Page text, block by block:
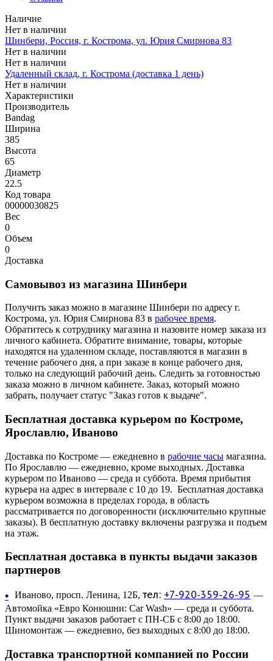
Наличие
Нет в наличии
Шинбери, Россия, г. Кострома, ул. Юрия Смирнова 83
Нет в наличии
Нет в наличии
Удаленный склад, г. Кострома (доставка 1 день)
Нет в наличии
Характеристики
Производитель
Bandag
Ширина
385
Высота
65
Диаметр
22.5
Код товара
00000030825
Вес
0
Объем
0
Доставка
Самовывоз из магазина Шинбери
Получить заказ можно в магазине Шинбери по адресу г.
Кострома, ул. Юрия Смирнова 83 в рабочее время.
Обратитесь к сотруднику магазина и назовите номер заказа из
личного кабинета. Обратите внимание, товары, которые
находятся на удаленном складе, поставляются в магазин в
течение рабочего дня, а при заказе в конце рабочего дня,
только на следующий рабочий день. Следить за готовностью
заказа можно в личном кабинете. Заказ, который можно
забрать, получает статус "Заказ готов к выдаче".
Бесплатная доставка курьером по Костроме,
Ярославлю, Иваново
Доставка по Костроме — ежедневно в рабочие часы магазина.
По Ярославлю — ежедневно, кроме выходных. Доставка
курьером по Иваново — среда и суббота. Время прибытия
курьера на адрес в интервале с 10 до 19. Бесплатная доставка
курьером возможна в пределах города, в область
рассматривается по договоренности (исключительно крупные
заказы). В бесплатную доставку включены разгрузка и подъем
на этаж.
Бесплатная доставка в пункты выдачи заказов
партнеров
• Иваново, просп. Ленина, 12Б, тел: +7-920-359-26-95 —
Автомойка «Евро Конюшни: Car Wash» — среда и суббота.
Пункт выдачи заказов работает с ПН-СБ с 8:00 до 18:00.
Шиномонтаж — ежедневно, без выходных с 8:00 до 18:00.
Доставка транспортной компанией по России